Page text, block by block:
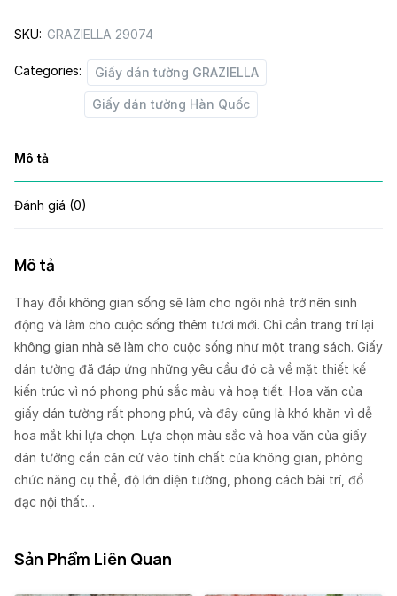
SKU: GRAZIELLA 29074
Categories: Giấy dán tường GRAZIELLA
Giấy dán tường Hàn Quốc
Mô tả
Đánh giá (0)
Mô tả
Thay đổi không gian sống sẽ làm cho ngôi nhà trở nên sinh
động và làm cho cuộc sống thêm tươi mới. Chỉ cần trang trí lại
không gian nhà sẽ làm cho cuộc sống như một trang sách. Giấy
dán tường đã đáp ứng những yêu cầu đó cả về mặt thiết kế
kiến trúc vì nó phong phú sắc màu và hoạ tiết. Hoa văn của
giấy dán tường rất phong phú, và đây cũng là khó khăn vì dễ
hoa mắt khi lựa chọn. Lựa chọn màu sắc và hoa văn của giấy
dán tường cần căn cứ vào tính chất của không gian, phòng
chức năng cụ thể, độ lớn diện tường, phong cách bài trí, đồ
đạc nội thất…
Sản Phẩm Liên Quan